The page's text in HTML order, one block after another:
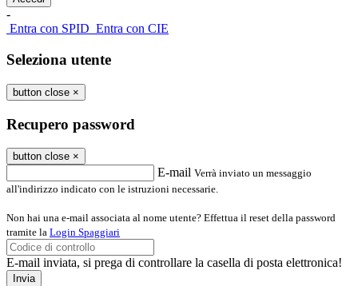
-
Entra con SPID Entra con CIE
Seleziona utente
button close ×
Recupero password
button close ×
E-mail Verrà inviato un messaggio
all'indirizzo indicato con le istruzioni necessarie.
Non hai una e-mail associata al nome utente? Effettua il reset della password
tramite la Login Spaggiari
E-mail inviata, si prega di controllare la casella di posta elettronica!